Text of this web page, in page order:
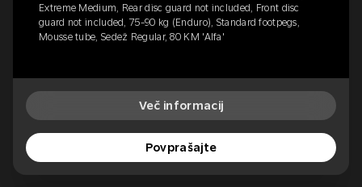
Extreme Medium, Rear disc guard not included, Front disc
guard not included, 75-90 kg (Enduro), Standard footpegs,
Mousse tube, Sedež Regular, 80 KM 'Alfa'
Več informacij
Povprašajte